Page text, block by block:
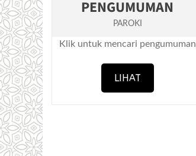
PENGUMUMAN
PAROKI
Klik untuk mencari pengumuman
LIHAT